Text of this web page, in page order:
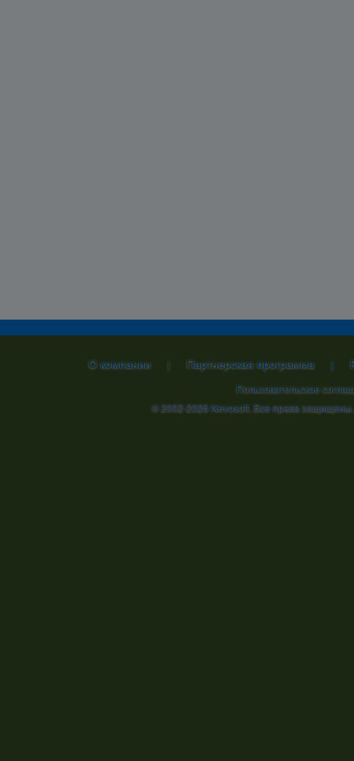
О компании | Партнерская программа |
Пользовательское
© 2002-2026Nevosoft. Все права защищены